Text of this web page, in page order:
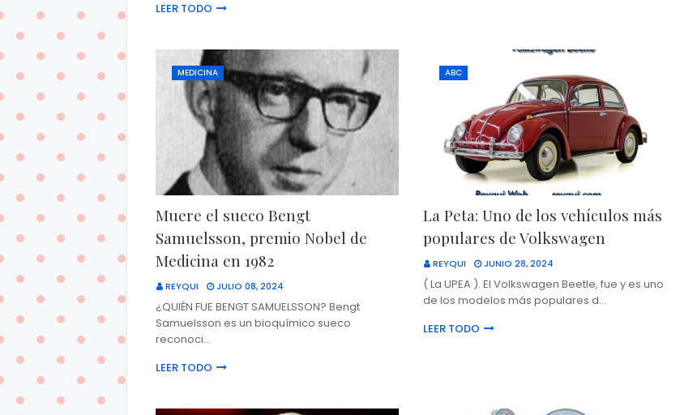
LEER TODO
MEDICINA
Muere el sueco Bengt
Samuelsson, premio Nobel de
Medicina en 1982
REYQUI JULIO 08, 2024
¿QUIÉN FUE BENGT SAMUELSSON? Bengt
Samuelsson es un bioquímico sueco
reconoci…
LEER TODO
ABC
La Peta: Uno de los vehículos más
populares de Volkswagen
REYQUI JUNIO 28, 2024
( La UPEA ). El Volkswagen Beetle, fue y es uno
de los modelos más populares d…
LEER TODO